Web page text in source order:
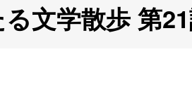
文学散歩 第